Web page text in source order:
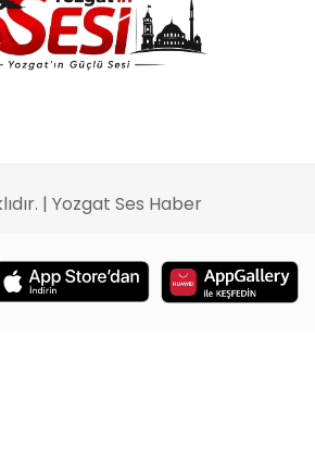
| Yozgat Ses Haber